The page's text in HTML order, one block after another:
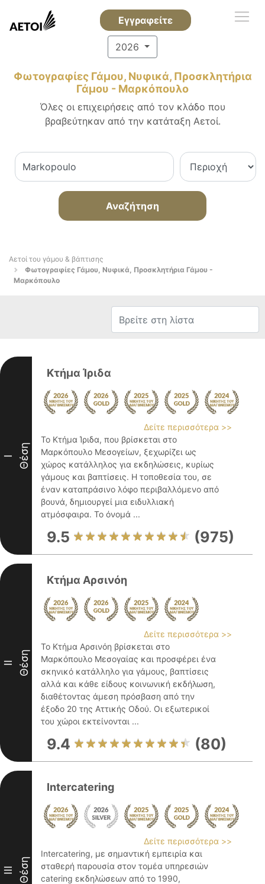
Εγγραφείτε
2026
Φωτογραφίες Γάμου, Νυφικά, Προσκλητήρια
Γάμου - Μαρκόπουλο
Όλες οι επιχειρήσεις από τον κλάδο που
βραβεύτηκαν από την κατάταξη Αετοί.
Αναζήτηση
Αετοί του γάμου & βάπτισης
Φωτογραφίες Γάμου, Νυφικά, Προσκλητήρια Γάμου -
Μαρκόπουλο
I Θέση
Κτήμα Ίριδα
Δείτε περισσότερα >>
Το Κτήμα Ίριδα, που βρίσκεται στο
Μαρκόπουλο Μεσογείων, ξεχωρίζει ως
χώρος κατάλληλος για εκδηλώσεις, κυρίως
γάμους και βαπτίσεις. Η τοποθεσία του, σε
έναν καταπράσινο λόφο περιβαλλόμενο από
βουνά, δημιουργεί μια ειδυλλιακή
ατμόσφαιρα. Το όνομά ...
9.5 (975)
II Θέση
Κτήμα Αρσινόη
Δείτε περισσότερα >>
Το Κτήμα Αρσινόη βρίσκεται στο
Μαρκόπουλο Μεσογαίας και προσφέρει ένα
σκηνικό κατάλληλο για γάμους, βαπτίσεις
αλλά και κάθε είδους κοινωνική εκδήλωση,
διαθέτοντας άμεση πρόσβαση από την
έξοδο 20 της Αττικής Οδού. Οι εξωτερικοί
του χώροι εκτείνονται ...
9.4 (80)
III Θέση
Intercatering
Δείτε περισσότερα >>
Intercatering, με σημαντική εμπειρία και
σταθερή παρουσία στον τομέα υπηρεσιών
catering εκδηλώσεων από το 1990,